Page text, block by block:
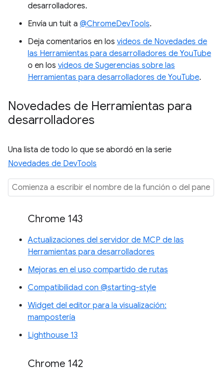
desarrolladores.
Envía un tuit a @ChromeDevTools.
Deja comentarios en los videos de Novedades de
las Herramientas para desarrolladores de YouTube
o en los videos de Sugerencias sobre las
Herramientas para desarrolladores de YouTube.
Novedades de Herramientas para
desarrolladores
Una lista de todo lo que se abordó en la serie
Novedades de DevTools
Chrome 143
Actualizaciones del servidor de MCP de las
Herramientas para desarrolladores
Mejoras en el uso compartido de rutas
Compatibilidad con @starting-style
Widget del editor para la visualización:
mampostería
Lighthouse 13
Chrome 142